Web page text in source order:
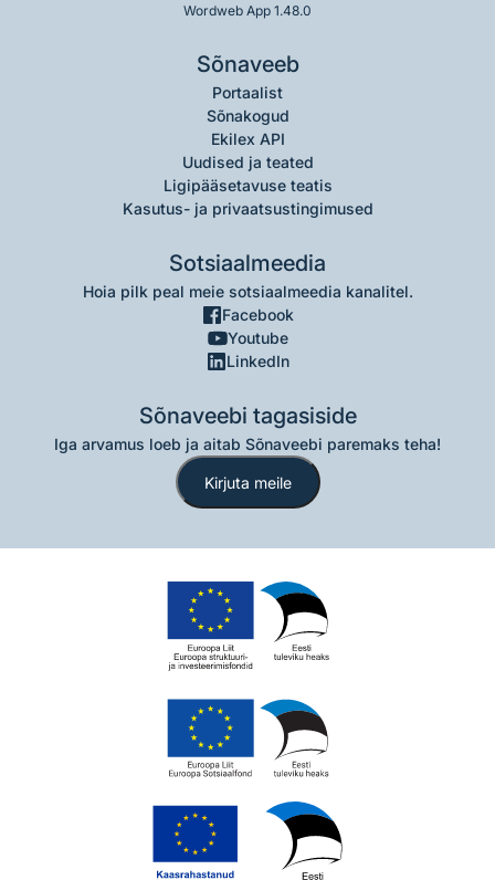
Wordweb App 1.48.0
Sõnaveeb
Portaalist
Sõnakogud
Ekilex API
Uudised ja teated
Ligipääsetavuse teatis
Kasutus- ja privaatsustingimused
Sotsiaalmeedia
Hoia pilk peal meie sotsiaalmeedia kanalitel.
Facebook
Youtube
LinkedIn
Sõnaveebi tagasiside
Iga arvamus loeb ja aitab Sõnaveebi paremaks teha!
Kirjuta meile